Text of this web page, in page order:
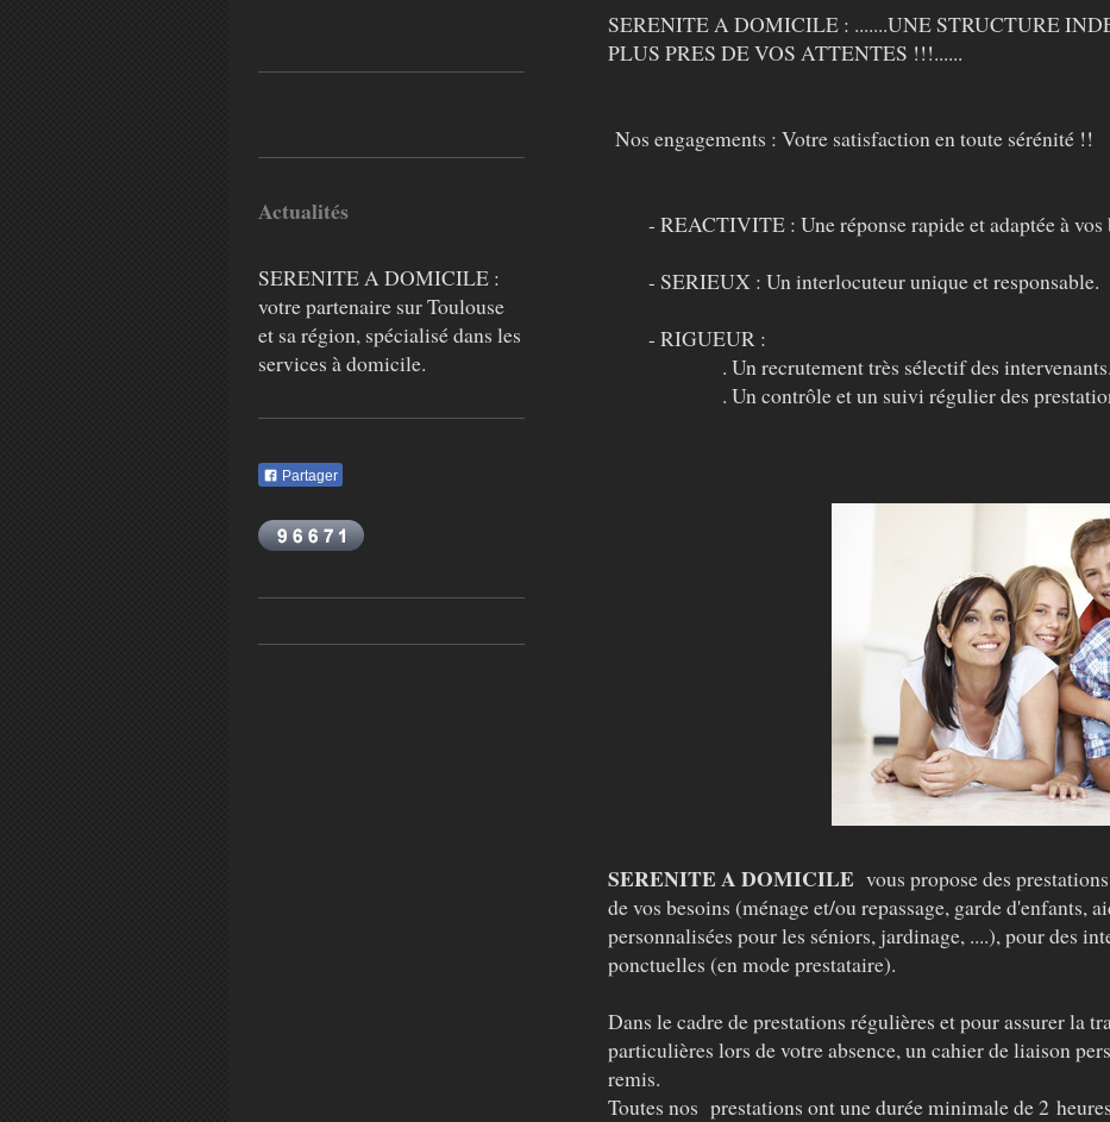
SERENITE A DOMICILE : .......UNE STRUCTURE
PLUS PRES DE VOS ATTENTES !!!......
Nos engagements : Votre satisfaction en toute sérénité !!
- REACTIVITE : Une réponse rapide et adaptée à vos
- SERIEUX : Un interlocuteur unique et responsable.
- RIGUEUR :
. Un recrutement très sélectif des intervenants.
. Un contrôle et un suivi régulier des
SERENITE A DOMICILE vous propose des
de vos besoins (ménage et/ou repassage, garde d'enfants,
personnalisées pour les séniors, jardinage, ....), pour des
ponctuelles (en mode prestataire).
Dans le cadre de prestations régulières et pour assurer la
particulières lors de votre absence, un cahier de liaison
remis.
Toutes nos prestations ont une durée minimale de 2
Actualités
SERENITE A DOMICILE :
votre partenaire sur Toulouse
et sa région, spécialisé dans les
services à domicile.
Partager